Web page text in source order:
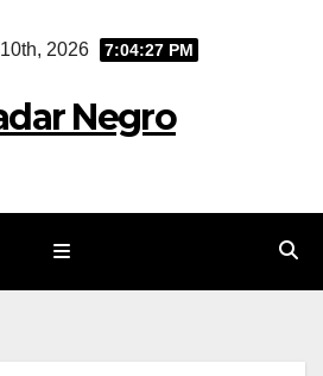
2026 7:04:28 PM
Negro